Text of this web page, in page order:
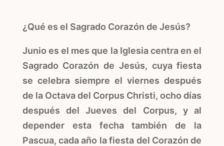
¿Qué es el Sagrado Corazón de Jesús?
Junio es el mes que la Iglesia centra en el
Sagrado Corazón de Jesús, cuya fiesta
se celebra siempre el viernes después
de la Octava del Corpus Christi, ocho días
después del Jueves del Corpus, y al
depender esta fecha también de la
Pascua, cada año la fiesta del Corazón de